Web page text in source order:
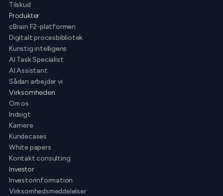
Tilskud
Produkter
cBrain F2-platformen
Digitalt procesbibliotek
Kunstig intelligens
AI Task Specialist
AI Assistant
Sådan arbejder vi
Virksomheden
Om os
Indsigt
Karriere
Kundecases
White papers
Kontakt consulting
Investor
Investorinformation
Virksomhedsmeddelelser